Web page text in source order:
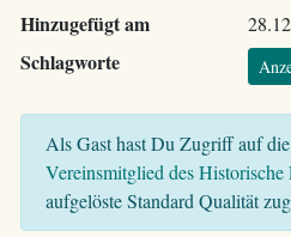
Hinzugefügt am
Schlagworte
Als Gast hast Du Zugriff auf
Vereinsmitglied des Historische
aufgelöste Standard Qualität